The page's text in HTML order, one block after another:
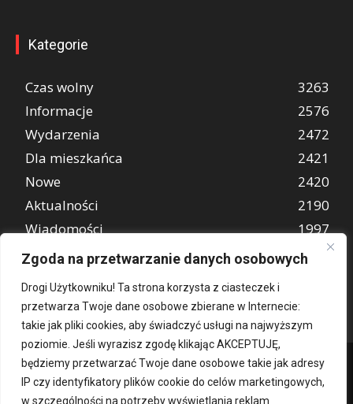
Zgoda na przetwarzanie danych osobowych
Drogi Użytkowniku! Ta strona korzysta z ciasteczek i
przetwarza Twoje dane osobowe zbierane w Internecie:
takie jak pliki cookies, aby świadczyć usługi na najwyższym
poziomie. Jeśli wyrazisz zgodę klikając AKCEPTUJĘ,
będziemy przetwarzać Twoje dane osobowe takie jak adresy
IP czy identyfikatory plików cookie do celów marketingowych,
w szczególności na potrzeby wyświetlania reklam
Kategorie
Czas wolny
3263
Informacje
2576
Wydarzenia
2472
Dla mieszkańca
2421
Nowe
2420
Aktualności
2190
Wiadomości
1997
REKLAMA
849